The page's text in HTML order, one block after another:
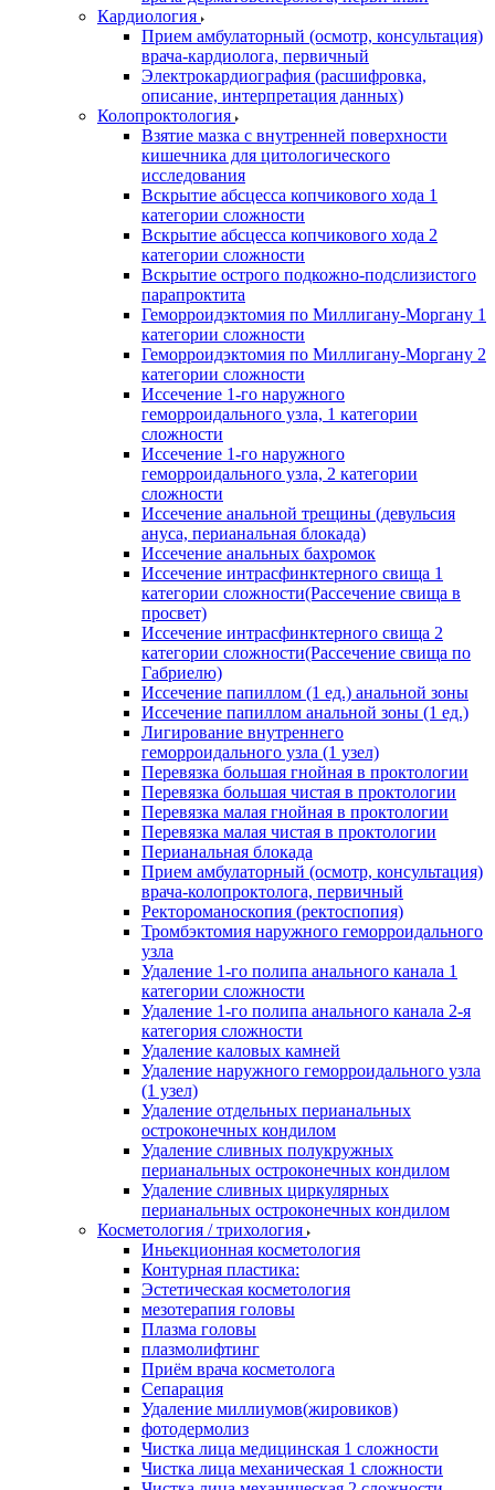
Кардиология
Прием амбулаторный (осмотр, консультация)
врача-кардиолога, первичный
Электрокардиография (расшифровка,
описание, интерпретация данных)
Колопроктология
Взятие мазка с внутренней поверхности
кишечника для цитологического
исследования
Вскрытие абсцесса копчикового хода 1
категории сложности
Вскрытие абсцесса копчикового хода 2
категории сложности
Вскрытие острого подкожно-подслизистого
парапроктита
Геморроидэктомия по Миллигану-Моргану 1
категории сложности
Геморроидэктомия по Миллигану-Моргану 2
категории сложности
Иссечение 1-го наружного
геморроидального узла, 1 категории
сложности
Иссечение 1-го наружного
геморроидального узла, 2 категории
сложности
Иссечение анальной трещины (девульсия
ануса, перианальная блокада)
Иссечение анальных бахромок
Иссечение интрасфинктерного свища 1
категории сложности(Рассечение свища в
просвет)
Иссечение интрасфинктерного свища 2
категории сложности(Рассечение свища по
Габриелю)
Иссечение папиллом (1 ед.) анальной зоны
Иссечение папиллом анальной зоны (1 ед.)
Лигирование внутреннего
геморроидального узла (1 узел)
Перевязка большая гнойная в проктологии
Перевязка большая чистая в проктологии
Перевязка малая гнойная в проктологии
Перевязка малая чистая в проктологии
Перианальная блокада
Прием амбулаторный (осмотр, консультация)
врача-колопроктолога, первичный
Ректороманоскопия (ректоспопия)
Тромбэктомия наружного геморроидального
узла
Удаление 1-го полипа анального канала 1
категории сложности
Удаление 1-го полипа анального канала 2-я
категория сложности
Удаление каловых камней
Удаление наружного геморроидального узла
(1 узел)
Удаление отдельных перианальных
остроконечных кондилом
Удаление сливных полукружных
перианальных остроконечных кондилом
Удаление сливных циркулярных
перианальных остроконечных кондилом
Косметология / трихология
Иньекционная косметология
Контурная пластика:
Эстетическая косметология
мезотерапия головы
Плазма головы
плазмолифтинг
Приём врача косметолога
Сепарация
Удаление миллиумов(жировиков)
фотодермолиз
Чистка лица медицинская 1 сложности
Чистка лица механическая 1 сложности